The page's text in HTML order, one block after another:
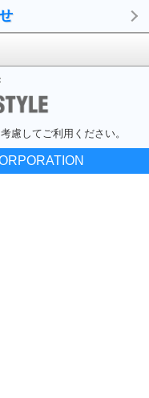
慮してご利用ください。